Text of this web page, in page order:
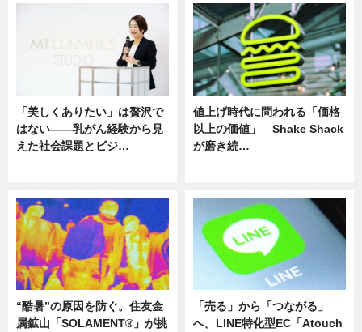
「美しくありたい」は贅沢で
はない――乳がん経験から見
えた社会課題とビジ…
値上げ時代に問われる「価格
以上の価値」 Shake Shack
が磨き続…
“酷暑”の原因を防ぐ。住友金
属鉱山「SOLAMENT®」が挑
「売る」から「つながる」
へ。LINE特化型EC「Atouch